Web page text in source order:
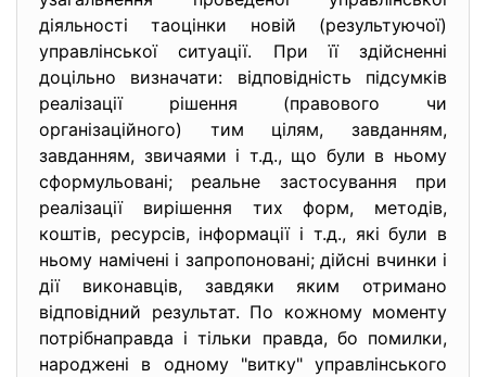
діяльності таоцінки новій (результуючої)
управлінської ситуації. При її здійсненні
доцільно визначати: відповідність підсумків
реалізації рішення (правового чи
організаційного) тим цілям, завданням,
завданням, звичаями і т.д., що були в ньому
сформульовані; реальне застосування при
реалізації вирішення тих форм, методів,
коштів, ресурсів, інформації і т.д., які були в
ньому намічені і запропоновані; дійсні вчинки і
дії виконавців, завдяки яким отримано
відповідний результат. По кожному моменту
потрібнаправда і тільки правда, бо помилки,
народжені в одному "витку" управлінського